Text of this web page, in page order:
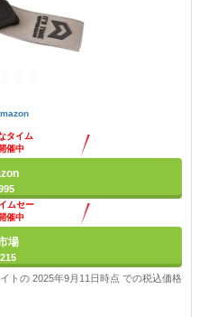
タイム
催中
ムセー
催中
場
トの 2025年9月11日時点 での税込価格